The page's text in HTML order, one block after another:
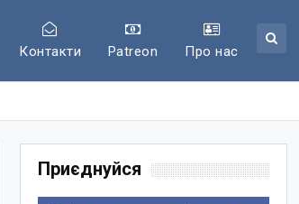
Контакти Patreon Про нас
Приєднуйся